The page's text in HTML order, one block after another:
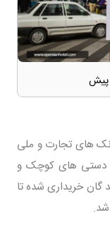
های تجارت و ملی
دستی های کوچک و
گان خریداری شده تا